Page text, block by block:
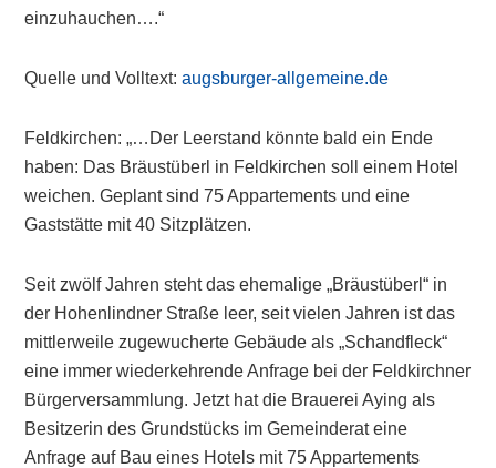
einzuhauchen….“
Quelle und Volltext:augsburger-allgemeine.de
Feldkirchen: „…Der Leerstand könnte bald ein Ende
haben: Das Bräustüberl in Feldkirchen soll einem Hotel
weichen. Geplant sind 75 Appartements und eine
Gaststätte mit 40 Sitzplätzen.
Seit zwölf Jahren steht das ehemalige „Bräustüberl“ in
der Hohenlindner Straße leer, seit vielen Jahren ist das
mittlerweile zugewucherte Gebäude als „Schandfleck“
eine immer wiederkehrende Anfrage bei der Feldkirchner
Bürgerversammlung. Jetzt hat die Brauerei Aying als
Besitzerin des Grundstücks im Gemeinderat eine
Anfrage auf Bau eines Hotels mit 75 Appartements